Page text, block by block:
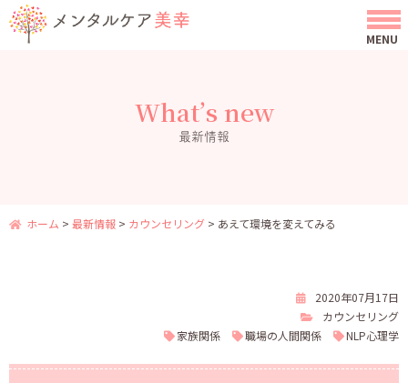
What’s new
最新情報
ホーム > 最新情報 > カウンセリング > あえて環境を変えてみる
2020年07月17日
カウンセリング
家族関係
職場の人間関係 NLP心理学